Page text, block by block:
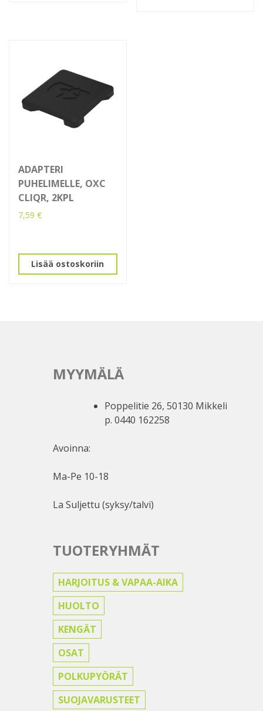
ADAPTERI
PUHELIMELLE, OXC
CLIQR, 2KPL
7,59 €
Lisää ostoskoriin
MYYMÄLÄ
Poppelitie 26, 50130 Mikkeli
p. 0440 162258
Avoinna:
Ma-Pe 10-18
La Suljettu (syksy/talvi)
TUOTERYHMÄT
HARJOITUS & VAPAA-AIKA
HUOLTO
KENGÄT
OSAT
POLKUPYÖRÄT
SUOJAVARUSTEET